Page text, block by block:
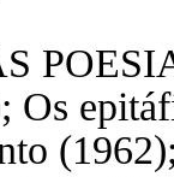
Os